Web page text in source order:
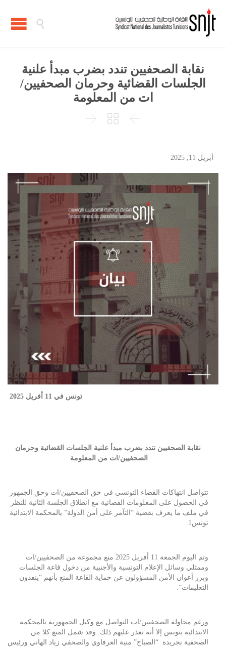

‎نقابة الصحفيين تندد بضرب مبدأ علنية
الجلسات القضائية وحرمان الصحفيين/
ات من المعلومة



أبريل 11, 2025
تونس في 11 أفريل 2025
‎نقابة الصحفيين تندد بضرب مبدأ علنية الجلسات القضائية وحرمان
الصحفيين/ات من المعلومة ‎
تتواصل انتهاكات القضاء التونسي في حق الصحفيين/ات وحق الجمهور
في الحصول على المعلومات القضائية مع انطلاق الجلسة الثانية للنظر
في ملف ما يعرف بقضية “التآمر على أمن الدولة” بالمحكمة الابتدائية
تونس1.
‎وتم اليوم الجمعة 11 أفريل 2025 منع مجموعة من الصحفيين/ات
وممثلي وسائل الإعلام التونسية والأجنبية من دخول قاعة الجلسات
وبرر أعوان الأمن المسؤولون عن حماية القاعة المنع بأنهم “ينفذون
التعليمات”.
‎ورغم محاولة الصحفيين/ات التواصل مع وكيل الجمهورية بالمحكمة
الابتدائية بتونس إلا أنه تعذر عليهم ذلك. ‎وقد شمل المنع كلا من
الصحفية بجريدة “الصباح” منية العرفاوي والصحفي زياد الهاني ورئيس